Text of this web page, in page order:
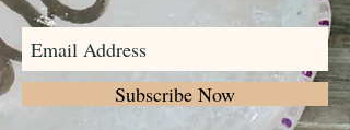
Subscribe Now